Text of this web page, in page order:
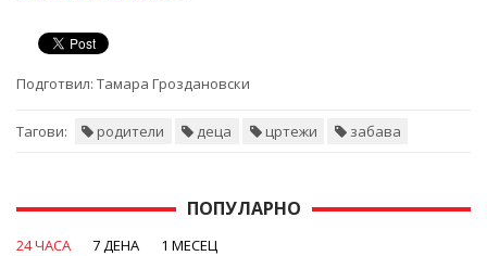
Подготвил: Тамара Гроздановски
Тагови: родители деца цртежи забава
ПОПУЛАРНО
24 ЧАСА 7 ДЕНА 1 МЕСЕЦ